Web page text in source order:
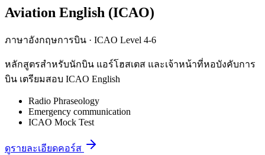
Aviation English (ICAO)
ภาษาอังกฤษการบิน · ICAO Level 4-6
หลักสูตรสำหรับนักบิน แอร์โฮสเตส และเจ้าหน้าที่หอบังคับการ
บิน เตรียมสอบ ICAO English
Radio Phraseology
Emergency communication
ICAO Mock Test
ดูรายละเอียดคอร์ส